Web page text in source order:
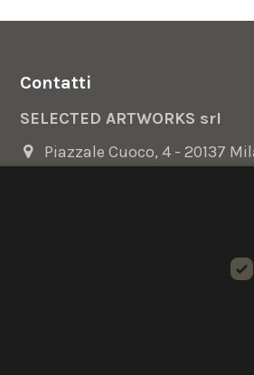
Contatti
SELECTED ARTWORKS srl
Piazzale Cuoco, 4 - 20137